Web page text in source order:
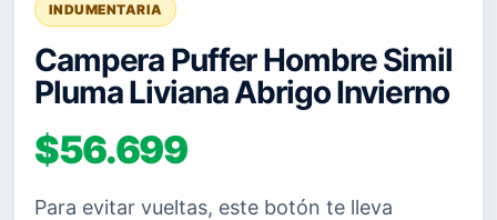
INDUMENTARIA
Campera Puffer Hombre Simil
Pluma Liviana Abrigo Invierno
$56.699
Para evitar vueltas, este botón te lleva